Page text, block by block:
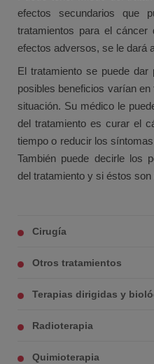
efectos secundarios que
tratamientos para el cáncer
efectos adversos, se le dará
El tratamiento se puede
posibles beneficios varían
situación. Su médico le
del tratamiento es curar el
tiempo o reducir los
También puede decirle los
del tratamiento y si éstos
Cirugía
Otros tratamientos
Terapias dirigidas y
Radioterapia
Quimioterapia